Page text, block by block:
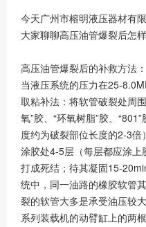
今天广州市榕明液压器材有
大家聊聊高压油管爆裂后怎
高压油管爆裂后的补救方法：
当液压系统的压力在25-
取粘补法：将软管破裂处周
氧”胶、“环氧树脂”胶、
度约为破裂部位长度的2-3
涂胶处4-5层（每层都应涂
打成死结；待其凝固15-
统中，同一油路的橡胶软管
裂的软管大多是承受油压较
系列装载机的动臂缸上的两